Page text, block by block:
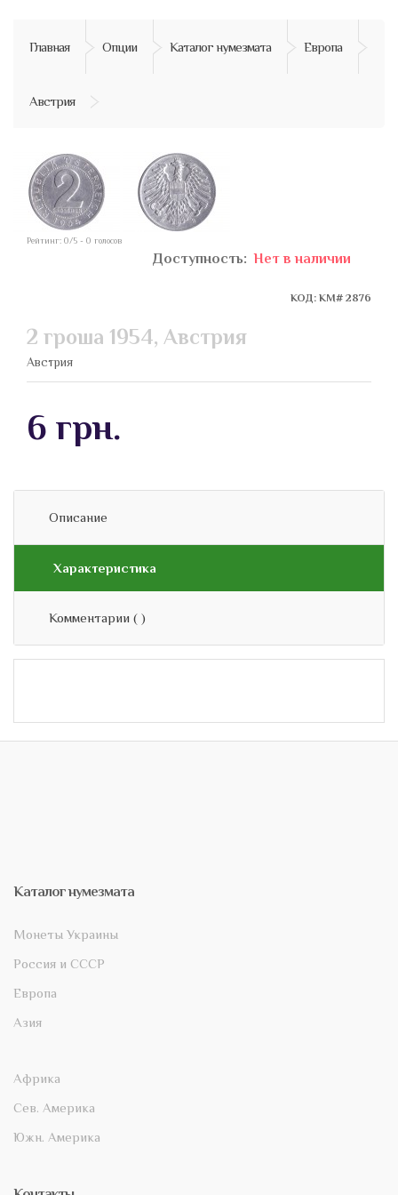
Главная Опции Каталог нумезмата Европа
Австрия
Рейтинг: 0/5 - 0 голосов
Доступность: Нет в наличии
КОД: KM# 2876
2 гроша 1954, Австрия
Австрия
6 грн.
Описание
Характеристика
Комментарии ( )
Каталог нумезмата
Монеты Украины
Россия и СССР
Европа
Азия
Африка
Сев. Америка
Южн. Америка